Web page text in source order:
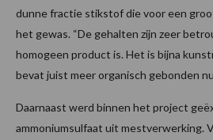
dunne fractie stikstof die voor een
het gewas. “De gehalten zijn zeer
homogeen product is. Het is bijna
bevat juist meer organisch gebonden
Daarnaast werd binnen het project
ammoniumsulfaat uit mestverwerking.